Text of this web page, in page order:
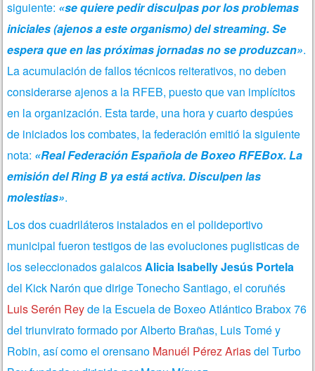
siguiente: «se quiere pedir disculpas por los problemas
iniciales (ajenos a este organismo) del streaming. Se
espera que en las próximas jornadas no se produzcan».
La acumulación de fallos técnicos reiterativos, no deben
considerarse ajenos a la RFEB, puesto que van implícitos
en la organización. Esta tarde, una hora y cuarto despúes
de iniciados los combates, la federación emitió la siguiente
nota: «Real Federación Española de Boxeo RFEBox.​ La
emisión del Ring B ya está activa. Disculpen las
molestias».
Los dos cuadriláteros instalados en el polideportivo
municipal fueron testigos de las evoluciones puglisticas de
los seleccionados galaicosAlicia Isabelly Jesús Portela
del Kick Narón que dirige Tonecho Santiago, el coruñés
Luis Serén Reyde la Escuela de Boxeo Atlántico Brabox 76
del triunvirato formado por Alberto Brañas, Luis Tomé y
Robin, así como el orensano Manuél Pérez Ariasdel Turbo